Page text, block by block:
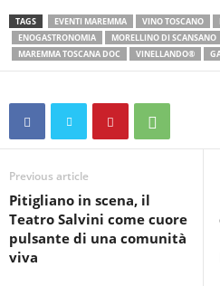
TAGS EVENTI MAREMMA VINO TOSCANO
ENOGASTRONOMIA
MORELLINO DI SCANSANO
MAREMMA TOSCANA DOC
VINELLANDO®
Previous article
Pitigliano in scena, il
Teatro Salvini come cuore
pulsante di una comunità
viva